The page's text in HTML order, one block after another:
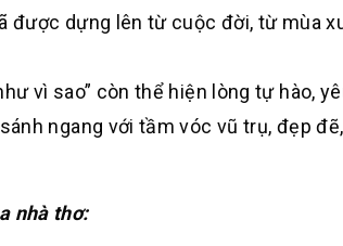
được dựng lên từ cuộc đời, từ mùa
vì sao” còn thể hiện lòng tự hào,
ngang với tầm vóc vũ trụ, đẹp
nhà thơ: